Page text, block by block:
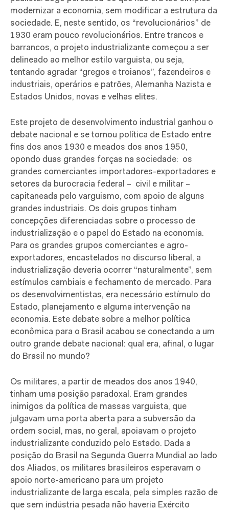
modernizar a economia, sem modificar a estrutura da
sociedade. E, neste sentido, os “revolucionários” de
1930 eram pouco revolucionários. Entre trancos e
barrancos, o projeto industrializante começou a ser
delineado ao melhor estilo varguista, ou seja,
tentando agradar “gregos e troianos”, fazendeiros e
industriais, operários e patrões, Alemanha Nazista e
Estados Unidos, novas e velhas elites.
Este projeto de desenvolvimento industrial ganhou o
debate nacional e se tornou política de Estado entre
fins dos anos 1930 e meados dos anos 1950,
opondo duas grandes forças na sociedade: os
grandes comerciantes importadores-exportadores e
setores da burocracia federal – civil e militar –
capitaneada pelo varguismo, com apoio de alguns
grandes industriais. Os dois grupos tinham
concepções diferenciadas sobre o processo de
industrialização e o papel do Estado na economia.
Para os grandes grupos comerciantes e agro-
exportadores, encastelados no discurso liberal, a
industrialização deveria ocorrer “naturalmente”, sem
estímulos cambiais e fechamento de mercado. Para
os desenvolvimentistas, era necessário estímulo do
Estado, planejamento e alguma intervenção na
economia. Este debate sobre a melhor política
econômica para o Brasil acabou se conectando a um
outro grande debate nacional: qual era, afinal, o lugar
do Brasil no mundo?
Os militares, a partir de meados dos anos 1940,
tinham uma posição paradoxal. Eram grandes
inimigos da política de massas varguista, que
julgavam uma porta aberta para a subversão da
ordem social, mas, no geral, apoiavam o projeto
industrializante conduzido pelo Estado. Dada a
posição do Brasil na Segunda Guerra Mundial ao lado
dos Aliados, os militares brasileiros esperavam o
apoio norte-americano para um projeto
industrializante de larga escala, pela simples razão de
que sem indústria pesada não haveria Exército